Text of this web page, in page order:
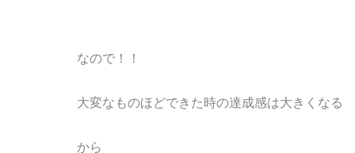
なので！！
大変なものほどできた時の達成感は大きくなる
から